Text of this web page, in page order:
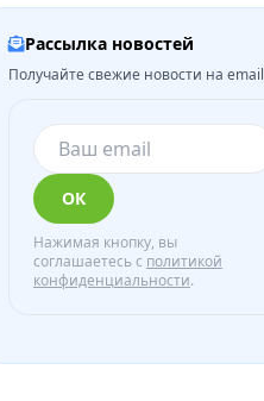
Рассылка новостей
Получайте свежие новости на email
ОК
Нажимая кнопку, вы
соглашаетесь с политикой
конфиденциальности.